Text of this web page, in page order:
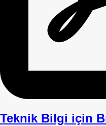
Teknik Bilgi için